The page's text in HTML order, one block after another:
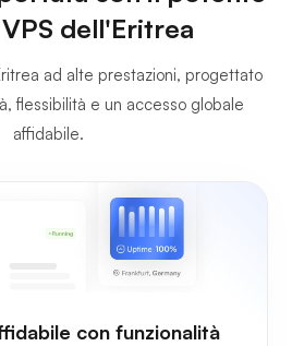
dell'Eritrea
ad alte prestazioni, progettato
flessibilità e un accesso globale
affidabile.
con funzionalità